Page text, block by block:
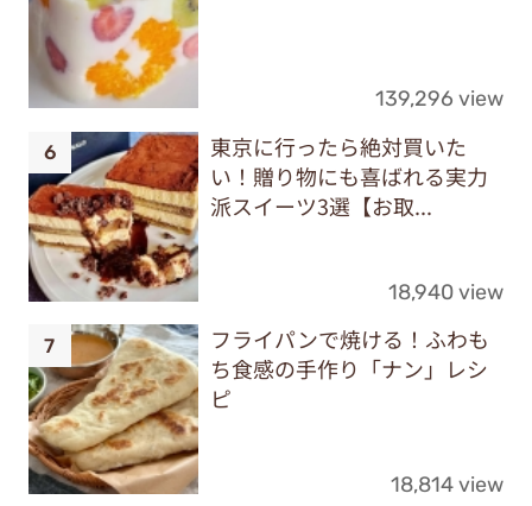
139,296 view
東京に行ったら絶対買いた
い！贈り物にも喜ばれる実力
派スイーツ3選【お取...
18,940 view
フライパンで焼ける！ふわも
ち食感の手作り「ナン」レシ
ピ
18,814 view